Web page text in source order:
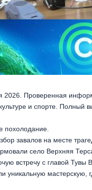
Проверенная
и спорте. Полный
похолодание.
завалов на месте
село Верхняя
встречу с главой Тувы
уникальную